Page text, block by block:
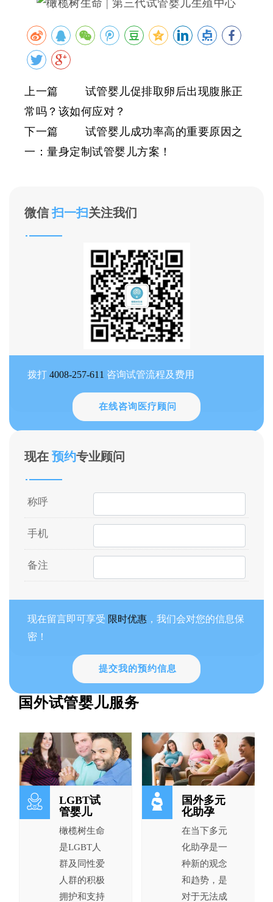
上一篇 试管婴儿促排取卵后出现腹胀正
常吗？该如何应对？
下一篇 试管婴儿成功率高的重要原因之
一：量身定制试管婴儿方案！
微信扫一扫关注我们
拨打 4008-257-611 咨询试管流程及费用
在线咨询医疗顾问
现在 预约专业顾问
称呼
手机
备注
现在留言即可享受 限时优惠 ，我们会对您的信息保
密！
提交我的预约信息
国外试管婴儿服务
LGBT试
管婴儿
橄榄树生命
是LGBT人
群及同性爱
人群的积极
拥护和支持
国外多元
化助孕
在当下多元
化助孕是一
种新的观念
和趋势，是
对于无法成